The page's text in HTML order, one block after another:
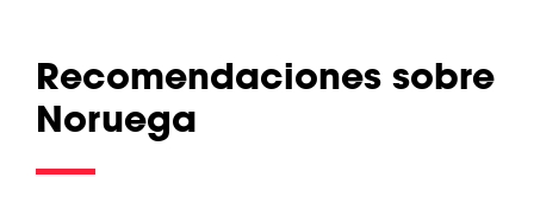
Recomendaciones sobre
Noruega